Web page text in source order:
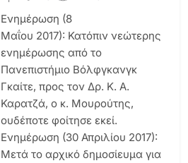
Ενημέρωση (8
Μαΐου 2017): Κατόπιν νεώτερης
ενημέρωσης από το
Πανεπιστήμιο Βόλφγκανγκ
Γκαίτε, προς τον Δρ. Κ. Α.
Καρατζά, ο κ. Μουρούτης,
ουδέποτε φοίτησε εκεί.
Ενημέρωση (30 Απριλίου 2017):
Μετά το αρχικό δημοσίευμα για